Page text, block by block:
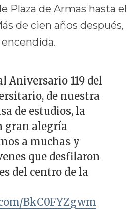
Plaza de Armas hasta el
de cien años después,
Aniversario 119 del
de nuestra
de estudios, la
gran alegría
a muchas y
que desfilaron
del centro de la
BkC0FYZgwm